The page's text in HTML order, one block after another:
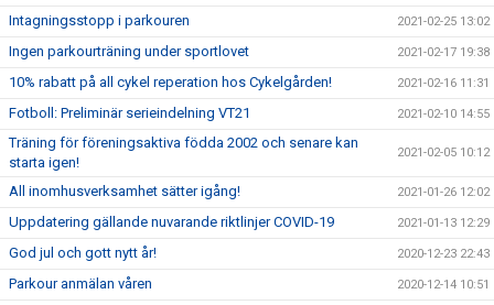
Intagningsstopp i parkouren 2021-02-25 13:02
Ingen parkourträning under sportlovet 2021-02-17 19:38
10% rabatt på all cykel reperation hos Cykelgården! 2021-02-16 11:31
Fotboll: Preliminär serieindelning VT21 2021-02-10 14:55
Träning för föreningsaktiva födda 2002 och senare kan
starta igen!
2021-02-05 10:12
All inomhusverksamhet sätter igång! 2021-01-26 12:02
Uppdatering gällande nuvarande riktlinjer COVID-19 2021-01-13 12:29
God jul och gott nytt år! 2020-12-23 22:43
Parkour anmälan våren 2020-12-14 10:51